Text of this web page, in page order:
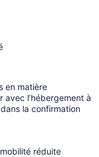
en matière
avec l’hébergement à
la confirmation
réduite